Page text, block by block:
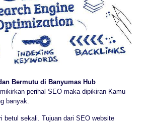
Bermutu di Banyumas Hub
perihal SEO maka dipikiran Kamu
banyak.
betul sekali. Tujuan dari SEO website